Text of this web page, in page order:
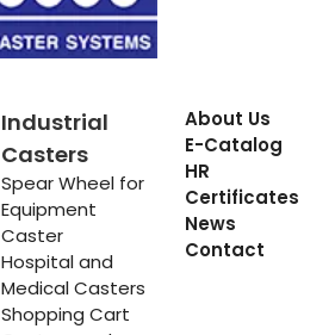
Industrial
Casters
Spear Wheel for
Equipment
Caster
Hospital and
Medical Casters
Shopping Cart
About Us
E-Catalog
HR
Certificates
News
Contact